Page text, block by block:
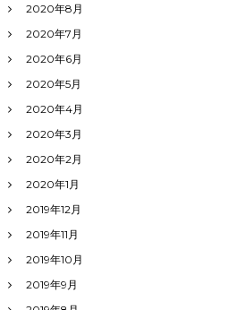
2020年8月
2020年7月
2020年6月
2020年5月
2020年4月
2020年3月
2020年2月
2020年1月
2019年12月
2019年11月
2019年10月
2019年9月